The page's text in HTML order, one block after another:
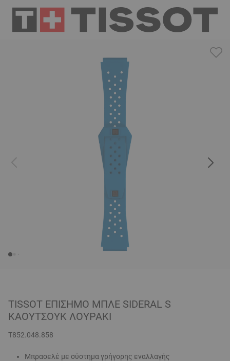
TISSOT ΕΠΊΣΗΜΟ ΜΠΛΕ SIDERAL S
ΚΑΟΥΤΣΟΎΚ ΛΟΥΡΆΚΙ
T852.048.858
Μπρασελέ με σύστημα γρήγορης εναλλαγής